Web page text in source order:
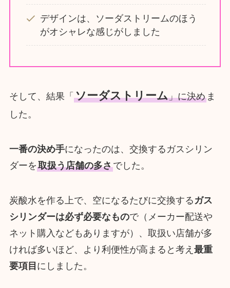
デザインは、ソーダストリームのほう
がオシャレな感じがしました
そして、結果「 ソーダストリーム」に決めま
した。
一番の決め手になったのは、交換するガスシリン
ダーを取扱う店舗の多さでした。
炭酸水を作る上で、空になるたびに交換する ガス
シリンダーは必ず必要なもので（メーカー配送や
ネット購入などもありますが）、取扱い店舗が多
ければ多いほど、より利便性が高まると考え 最重
要項目 にしました。